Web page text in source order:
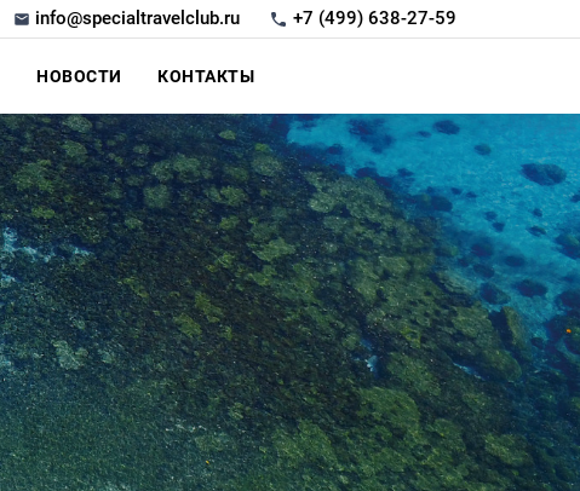
info@specialtravelclub.ru +7 (499) 638-27-59
НОВОСТИ КОНТАКТЫ